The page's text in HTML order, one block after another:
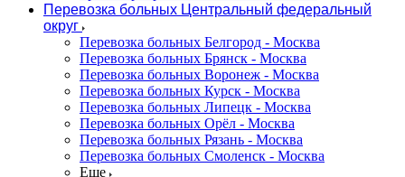
Перевозка больных Центральный федеральный
округ
Перевозка больных Белгород - Москва
Перевозка больных Брянск - Москва
Перевозка больных Воронеж - Москва
Перевозка больных Курск - Москва
Перевозка больных Липецк - Москва
Перевозка больных Орёл - Москва
Перевозка больных Рязань - Москва
Перевозка больных Смоленск - Москва
Еще